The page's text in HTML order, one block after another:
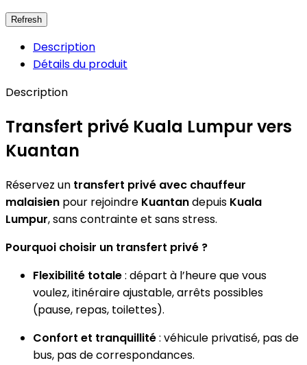
Description
Détails du produit
Description
Transfert privé Kuala Lumpur vers
Kuantan
Réservez un transfert privé avec chauffeur
malaisien pour rejoindre Kuantandepuis Kuala
Lumpur, sans contrainte et sans stress.
Pourquoi choisir un transfert privé ?
Flexibilité totale: départ à l’heure que vous
voulez, itinéraire ajustable, arrêts possibles
(pause, repas, toilettes).
Confort et tranquillité: véhicule privatisé, pas de
bus, pas de correspondances.